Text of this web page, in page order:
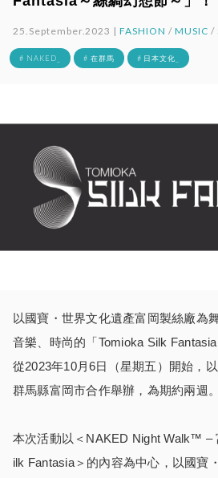
25.September.2023 |FASHION / MUSIC /
# NAKED_ # 在群馬 # 日本文化_
以國寶・世界文化遺產富岡製絲廠為
音樂、時尚的「Tomioka Silk
從2023年10月6日（星期五）開始，
群馬縣富岡市合作舉辦，為期約兩週。
本次活動以＜NAKED Night Walk™ –
ilk Fantasia＞的內容為中心，以國寶